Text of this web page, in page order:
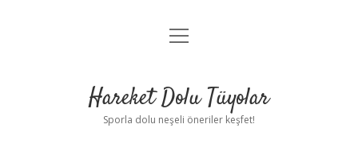
Anasayfa
Yasal Uyarı
menüyü
Hareket Dolu Tüyolar
Sporla dolu neşeli öneriler keşfet!